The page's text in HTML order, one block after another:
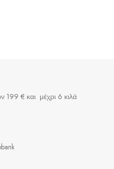
199 € και μέχρι 6 κιλά